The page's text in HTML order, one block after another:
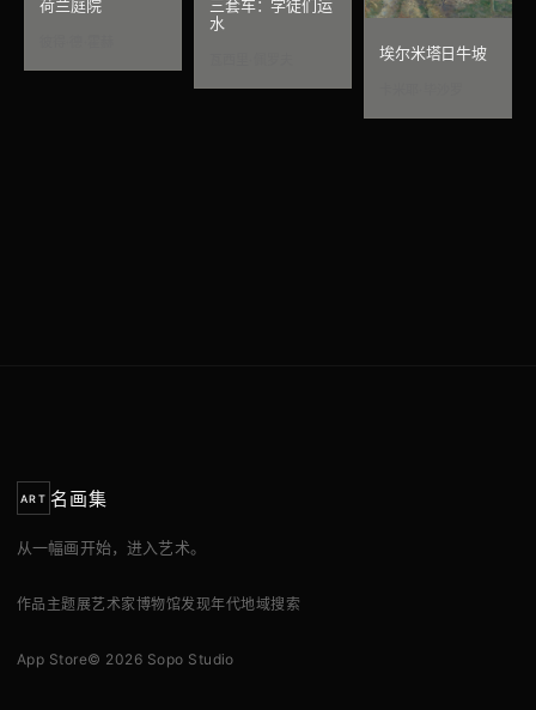
荷兰庭院
三套车：学徒们运
水
埃尔米塔日牛坡
ART 名画集
从一幅画开始，进入艺术。
作品 主题展艺术家博物馆发现年代地域搜索
App Store© 2026 Sopo Studio